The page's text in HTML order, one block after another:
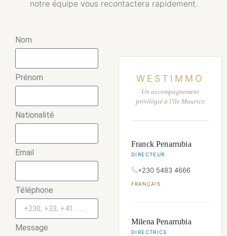
notre équipe vous recontactera rapidement.
Nom
Prénom
Nationalité
Email
Téléphone
Message
WESTIMMO
Un accompagnement
privilégié à l'île Maurice
Franck Penarrubia
DIRECTEUR
+230 5483 4666
FRANÇAIS
Milena Penarrubia
DIRECTRICE